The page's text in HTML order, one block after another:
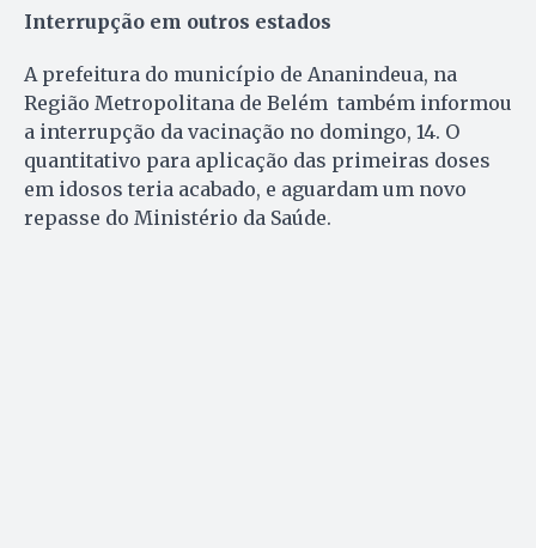
Interrupção em outros estados
A prefeitura do município de Ananindeua, na
Região Metropolitana de Belém também informou
a interrupção da vacinação no domingo, 14. O
quantitativo para aplicação das primeiras doses
em idosos teria acabado, e aguardam um novo
repasse do Ministério da Saúde.